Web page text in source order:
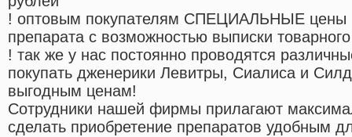
! оптовым покупателям СПЕЦИАЛЬНЫЕ цены
препарата с возможностью выписки
! так же у нас постоянно проводятся
покупать дженерики Левитры, Сиалиса и
выгодным ценам!
Cотрудники нашей фирмы прилагают
сделать приобретение препаратов удобным